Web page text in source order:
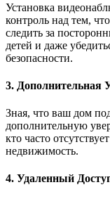
Установка
контроль над тем,
следить за
детей и даже
безопасности.
3. Дополнительная
Зная, что ваш дом
дополнительную
кто часто
недвижимость.
4. Удаленный